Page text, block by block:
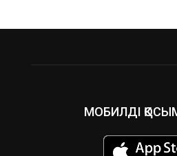
МОБИЛДІ